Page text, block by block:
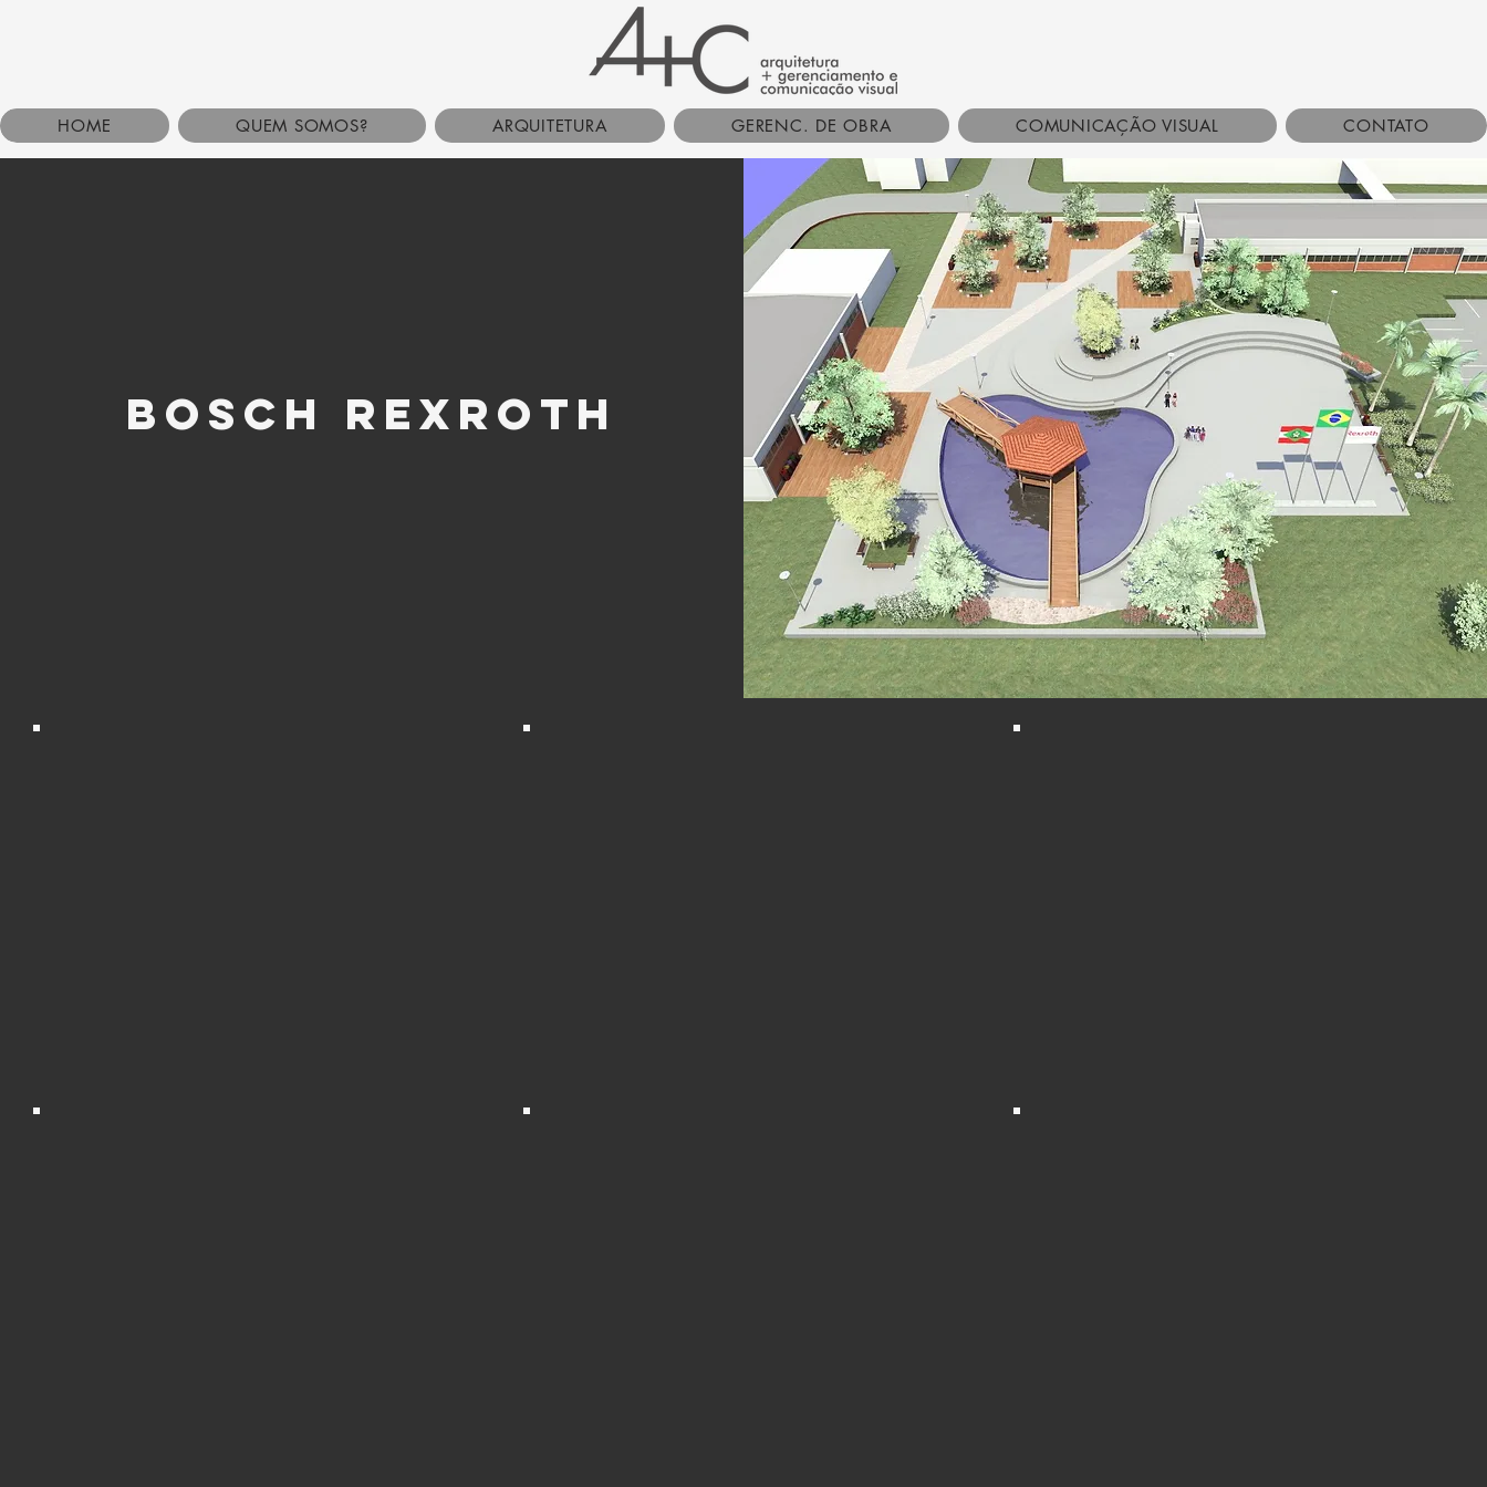
HOME QUEM SOMOS? ARQUITETURA GERENC. DE OBRA COMUNICAÇÃO VISUAL CONTATO
bosch rexroth